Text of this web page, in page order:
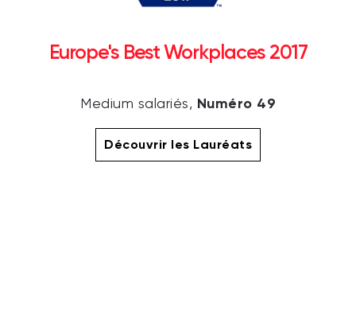
Europe's Best Workplaces 2017
Medium salariés, Numéro 49
Découvrir les Lauréats